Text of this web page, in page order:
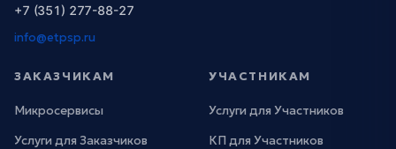
+7 (351) 277-88-27
info@etpsp.ru
ЗАКАЗЧИКАМ
Микросервисы
Услуги для Заказчиков
УЧАСТНИКАМ
Услуги для Участников
КП для Участников